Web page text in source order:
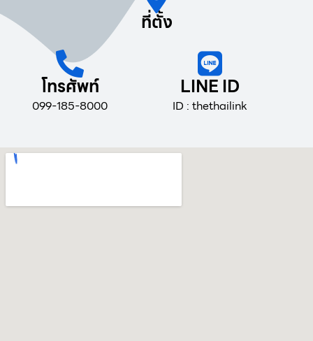
ที่ตั้ง
โทรศัพท์
099-185-8000
LINE ID
ID : thethailink